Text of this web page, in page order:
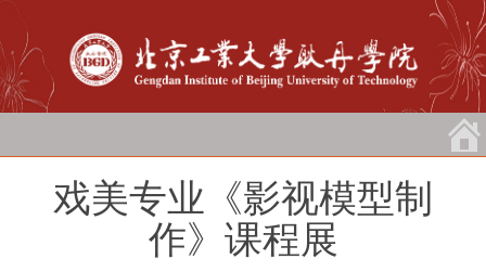
戏美专业《影视模型制
作》课程展